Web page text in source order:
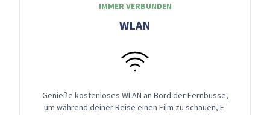
IMMER VERBUNDEN
WLAN
Genieße kostenloses WLAN an Bord der Fernbusse,
um während deiner Reise einen Film zu schauen, E-